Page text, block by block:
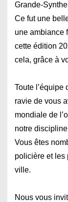
Grande-
Ce fut une
une ambiance
cette édition
cela, grâce à
Toute l’équipe
ravie de vous
mondiale de
notre
Vous êtes
policière et les
ville.
Nous vous